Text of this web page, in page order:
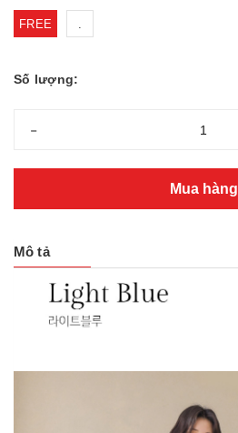
FREE .
Số lượng:
-
Mua hàng
Mô tả